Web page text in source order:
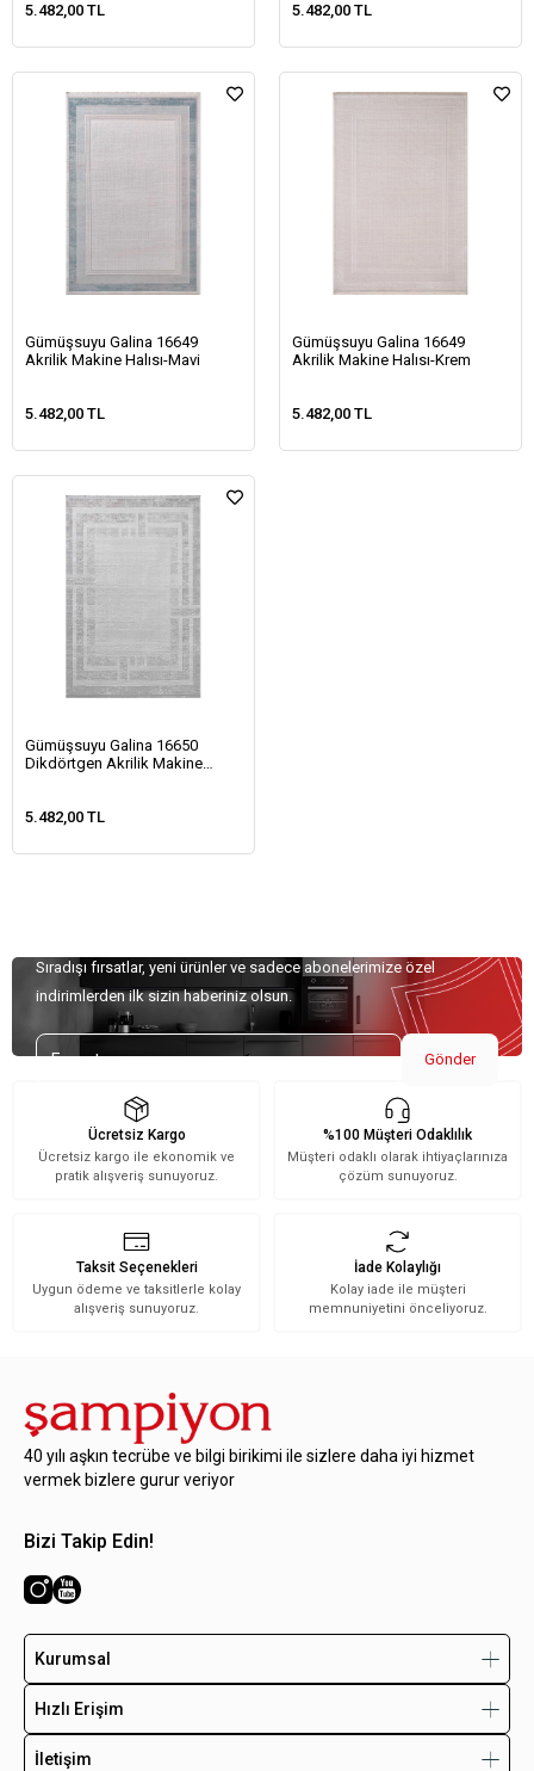
5.482,00 TL
5.482,00 TL
Gümüşsuyu Galina 16649
Akrilik Makine Halısı-Mavi
5.482,00 TL
Gümüşsuyu Galina 16649
Akrilik Makine Halısı-Krem
5.482,00 TL
Gümüşsuyu Galina 16650
Dikdörtgen Akrilik Makine
5.482,00 TL
Sıradışı fırsatlar, yeni ürünler ve sadece abonelerimize özel
indirimlerden ilk sizin haberiniz olsun.
Gönder
Ücretsiz Kargo
Ücretsiz kargo ile ekonomik ve
pratik alışveriş sunuyoruz.
%100 Müşteri Odaklılık
Müşteri odaklı olarak ihtiyaçlarınıza
çözüm sunuyoruz.
Taksit Seçenekleri
Uygun ödeme ve taksitlerle kolay
alışveriş sunuyoruz.
İade Kolaylığı
Kolay iade ile müşteri
memnuniyetini önceliyoruz.
40 yılı aşkın tecrübe ve bilgi birikimi ile sizlere daha iyi hizmet
vermek bizlere gurur veriyor
Bizi Takip Edin!
Kurumsal
Hızlı Erişim
İletişim